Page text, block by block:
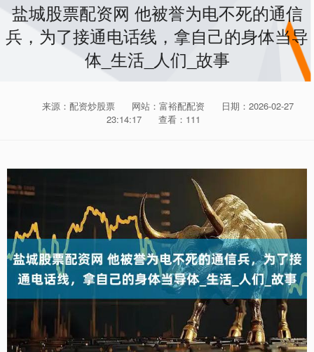
盐城股票配资网 他被誉为电不死的通信
兵，为了接通电话线，拿自己的身体当导
体_生活_人们_故事
来源：配资炒股票 网站：富裕配配资
日期：2026-02-27
23:14:17
查看：111